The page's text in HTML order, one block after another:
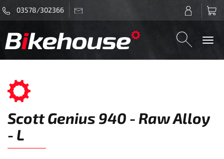
03578/302366
Scott Genius 940 - Raw Alloy
- L